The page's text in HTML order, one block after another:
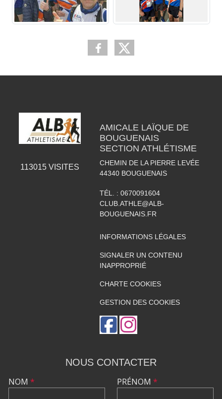
113015VISITES
AMICALE LAÏQUE DE
BOUGUENAIS
SECTION ATHLÉTISME
CHEMIN DE LA PIERRE LEVÉE
44340 BOUGUENAIS
TÉL. : 0670091604
CLUB.ATHLE@ALB-
BOUGUENAIS.FR
INFORMATIONS LÉGALES
SIGNALER UN CONTENU
INAPPROPRIÉ
CHARTE COOKIES
GESTION DES COOKIES
NOUS CONTACTER
NOM * PRÉNOM *